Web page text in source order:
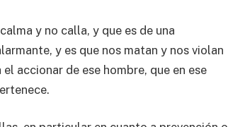
y no calla, y que es de una
y es que nos matan y nos violan
accionar de ese hombre, que en ese